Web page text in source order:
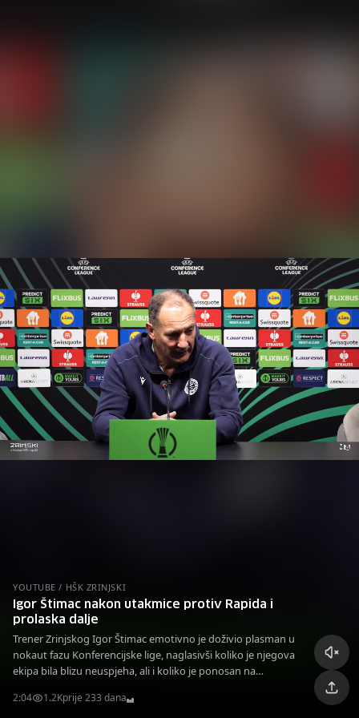
YOUTUBE / HŠK ZRINJSKI
Igor Štimac nakon utakmice protiv Rapida i
prolaska dalje
Trener Zrinjskog Igor Štimac emotivno je doživio plasman u
nokaut fazu Konferencijske lige, naglasivši koliko je njegova
ekipa bila blizu neuspjeha, ali i koliko je ponosan na
2:04 1.2Kprije 233 dana